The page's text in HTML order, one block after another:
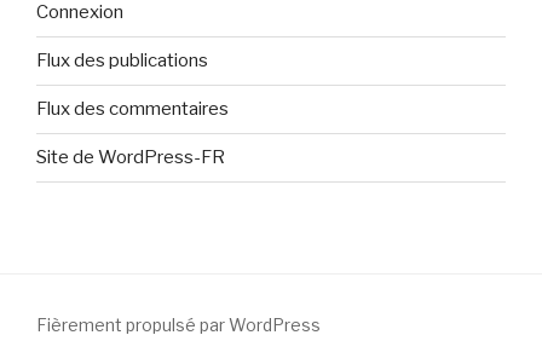
Connexion
Flux des publications
Flux des commentaires
Site de WordPress-FR
Fièrement propulsé par WordPress